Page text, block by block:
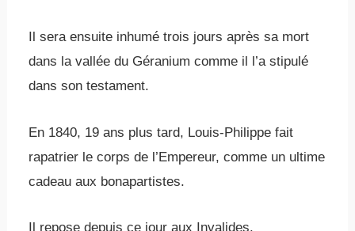
Il sera ensuite inhumé trois jours après sa mort
dans la vallée du Géranium comme il l’a stipulé
dans son testament.
En 1840, 19 ans plus tard, Louis-Philippe fait
rapatrier le corps de l’Empereur, comme un ultime
cadeau aux bonapartistes.
Il repose depuis ce jour aux Invalides.